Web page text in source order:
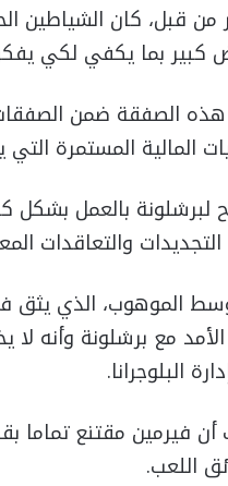
من قبل، كان
الصفقة ضمن الصفقات
المالية المستمرة
والتعاقدات
الموهوب، الذي يثق
مع برشلونة وأنه لا
البلوجرانا.
فيرمين مقتنع تماما
اللعب.